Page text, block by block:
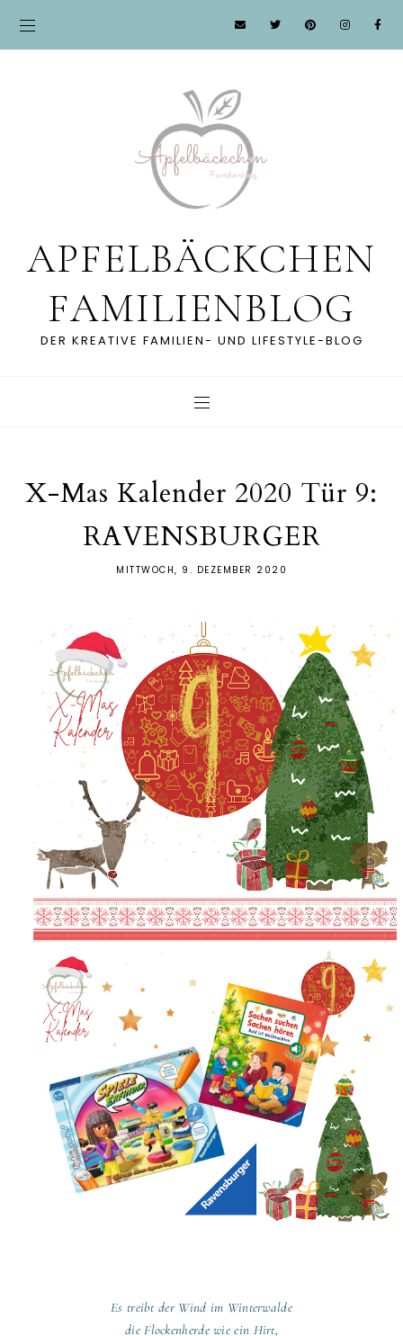
APFELBÄCKCHEN
FAMILIENBLOG
DER KREATIVE FAMILIEN- UND LIFESTYLE-BLOG
X-Mas Kalender 2020 Tür 9:
RAVENSBURGER
MITTWOCH, 9. DEZEMBER 2020
Es treibt der Wind im Winterwalde
die Flockenherde wie ein Hirt,